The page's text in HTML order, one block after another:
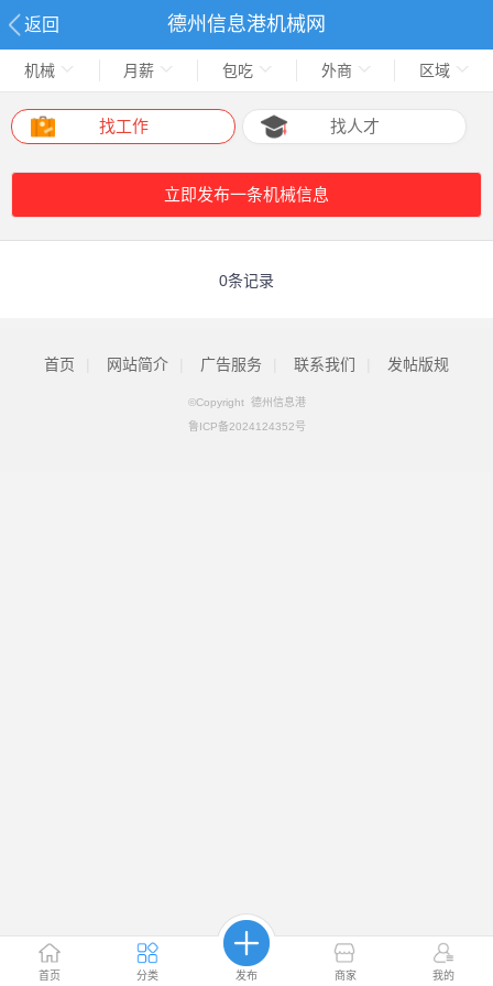
返回 德州信息港机械网
首页 分类 发布 商家 我的
机械 月薪 包吃 外商 区域
找工作 找人才
立即发布一条机械信息
0条记录
首页 网站简介 广告服务 联系我们 发帖版规
©Copyright 德州信息港
鲁ICP备2024124352号